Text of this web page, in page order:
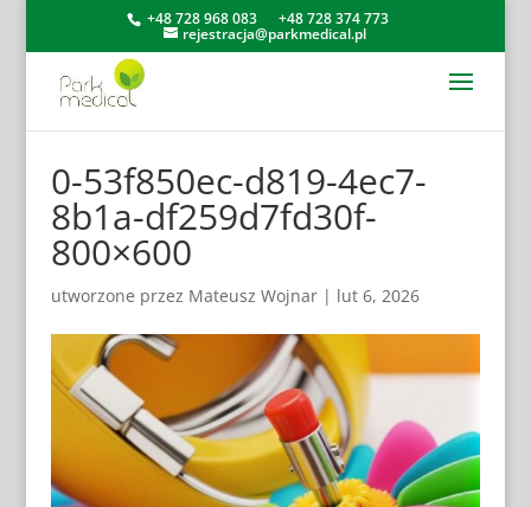
+48 728 968 083 +48 728 374 773
rejestracja@parkmedical.pl
0-53f850ec-d819-4ec7-
8b1a-df259d7fd30f-
800×600
utworzone przez Mateusz Wojnar| lut 6, 2026